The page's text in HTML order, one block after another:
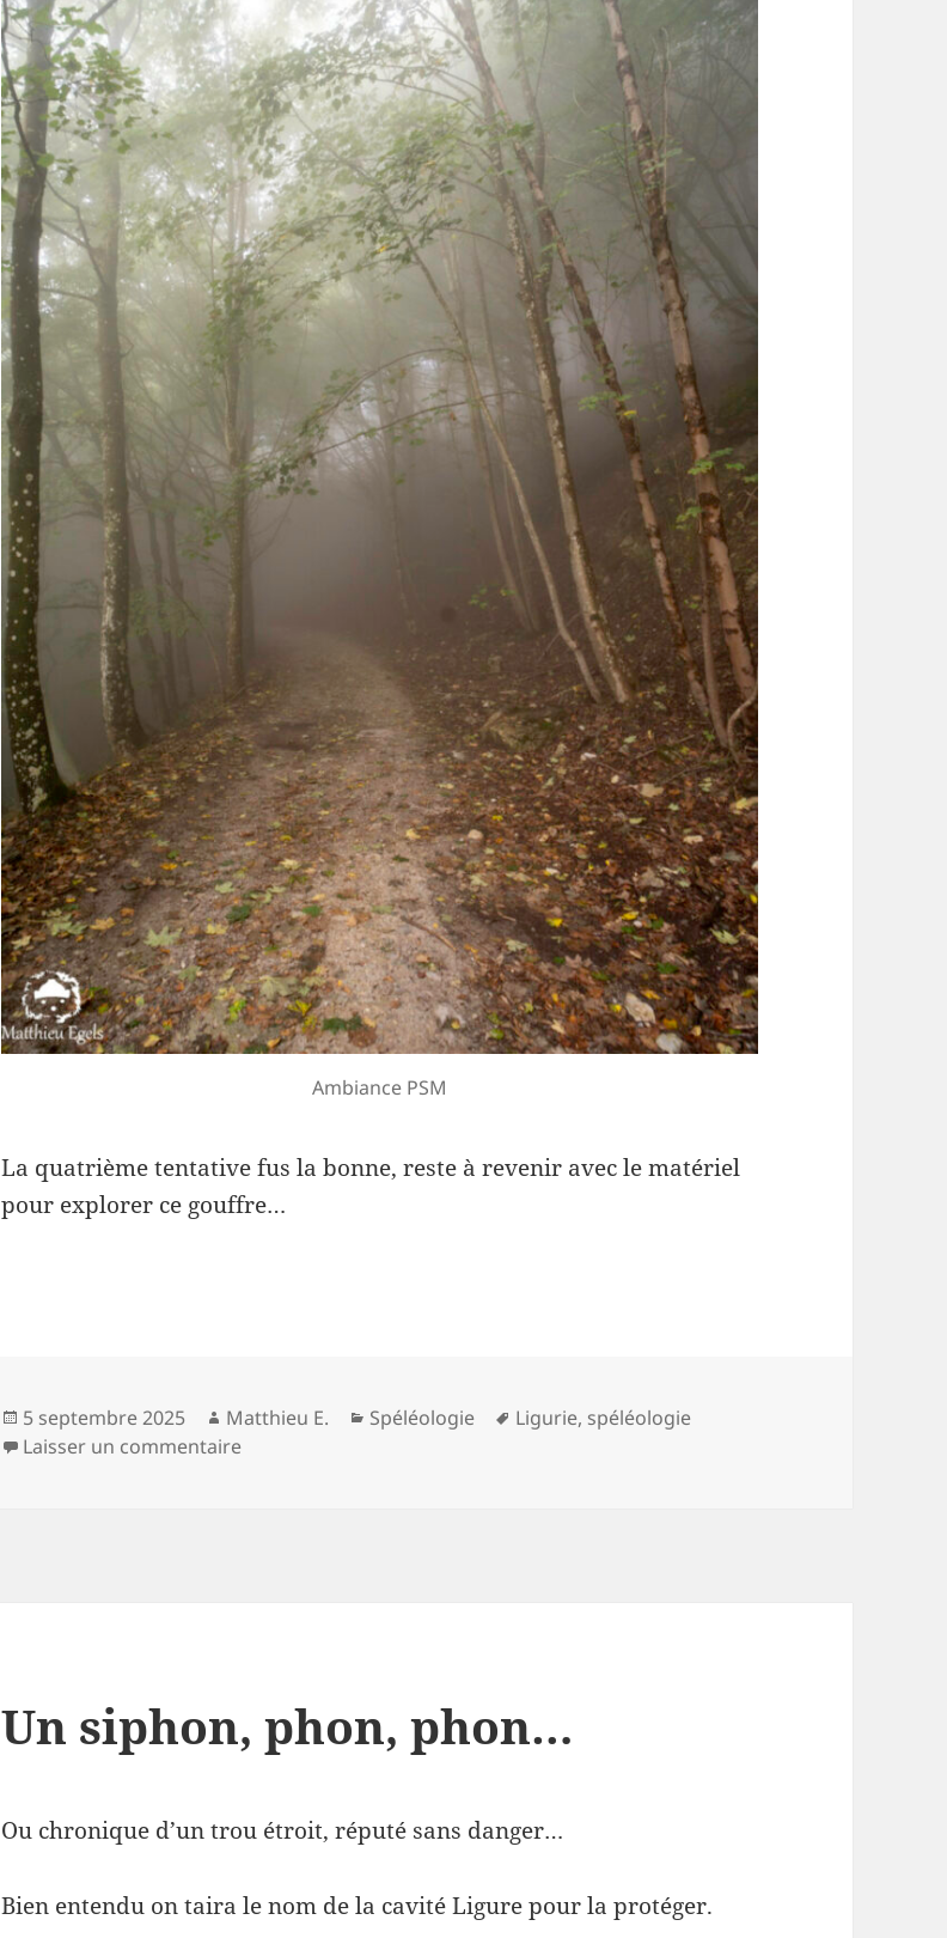
Ambiance PSM
La quatrième tentative fus la bonne, reste à revenir avec le matériel
pour explorer ce gouffre…
Publié
le
5 septembre 2025 Auteur
Matthieu E. Catégories
Spéléologie
Mots-
Ligurie, spéléologie
Laisser un commentairesur Et de 4…
Un siphon, phon, phon…
Ou chronique d’un trou étroit, réputé sans danger…
Bien entendu on taira le nom de la cavité Ligure pour la protéger.